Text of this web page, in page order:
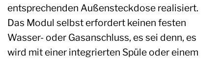
entsprechenden Außensteckdose realisiert.
Das Modul selbst erfordert keinen festen
Wasser- oder Gasanschluss, es sei denn, es
wird mit einer integrierten Spüle oder einem